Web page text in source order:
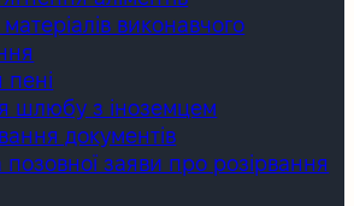
виконавчого
пені
шлюбу з іноземцем
документів
позовної заяви про розірвання